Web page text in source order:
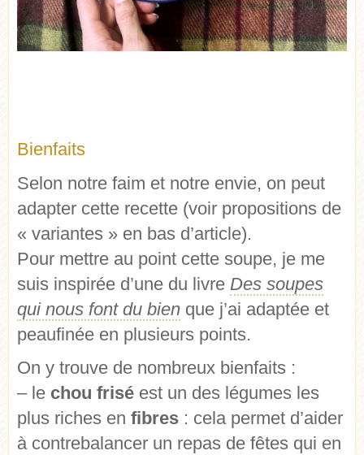
Bienfaits
Selon notre faim et notre envie, on peut
adapter cette recette (voir propositions de
« variantes » en bas d’article).
Pour mettre au point cette soupe, je me
suis inspirée d’une du livre Des soupes
qui nous font du bien que j’ai adaptée et
peaufinée en plusieurs points.
On y trouve de nombreux bienfaits :
– le chou frisé est un des légumes les
plus riches en fibres : cela permet d’aider
à contrebalancer un repas de fêtes qui en